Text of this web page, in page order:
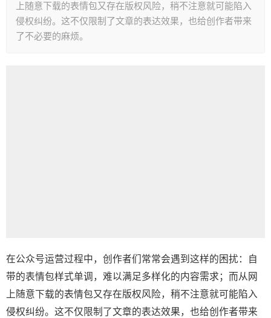
上随意下载的表情包又存在版权风险，稍不注意就可能陷入
侵权纠纷。这不仅限制了文章的表达效果，也给创作者带来
了不必要的麻烦。
在公众号运营过程中，创作者们常常会遇到这样的困扰：自
带的表情包样式单调，难以满足多样化的内容需求；而从网
上随意下载的表情包又存在版权风险，稍不注意就可能陷入
侵权纠纷。这不仅限制了文章的表达效果，也给创作者带来